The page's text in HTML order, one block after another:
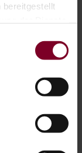
bereitgestellt
von
sorgt die